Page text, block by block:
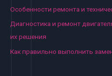
Особенности ремонта и
Диагностика и ремонт
их решения
Как правильно выполнить